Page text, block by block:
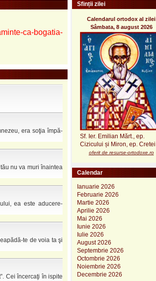
ca-bogatia-
era soţia împă­
nu va muri înaintea
ea este aducere-
te de voia ta şi
Cei încercaţi în ispite
Sfinții zilei
Calendarul ortodox al zilei
Sâmbata, 8 august 2026
Sf. Ier. Emilian Mărt., ep.
Cizicului și Miron, ep. Cretei
oferit de resurse-ortodoxe.ro
Calendar
Ianuarie 2026
Februarie 2026
Martie 2026
Aprilie 2026
Mai 2026
Iunie 2026
Iulie 2026
August 2026
Septembrie 2026
Octombrie 2026
Noiembrie 2026
Decembrie 2026